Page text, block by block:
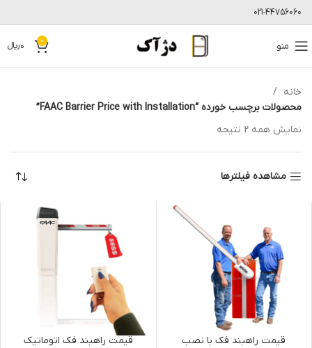
021-44756060
منو 0
0﷼
خانه
محصولات برچسب خورده “FAAC Barrier Price with Installation”
نمایش همه 2 نتیجه
مشاهده فیلترها
قیمت راهبند فک با نصب قیمت راهبند فک اتوماتیک